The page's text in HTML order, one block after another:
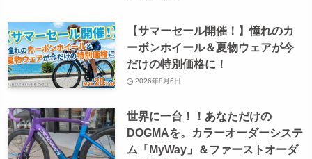
【サマーセール開催！】憧れのカ
ーボンホイール＆夏物ウェアが今
だけの特別価格に！
2026年8月6日
世界に一台！！あなただけの
DOGMAを。カラーオーダーシステ
ム「MyWay」＆ファーストオーダ